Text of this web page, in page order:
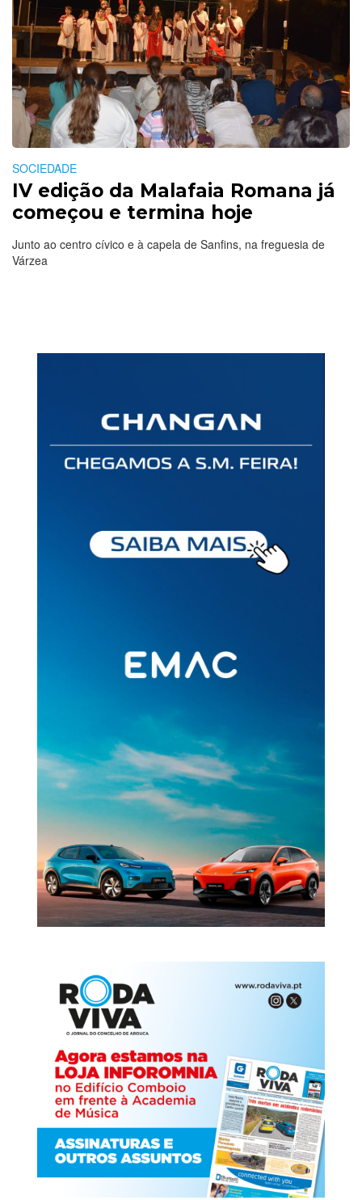
SOCIEDADE
IV edição da Malafaia Romana já
começou e termina hoje
Junto ao centro cívico e à capela de Sanfins, na freguesia de
Várzea